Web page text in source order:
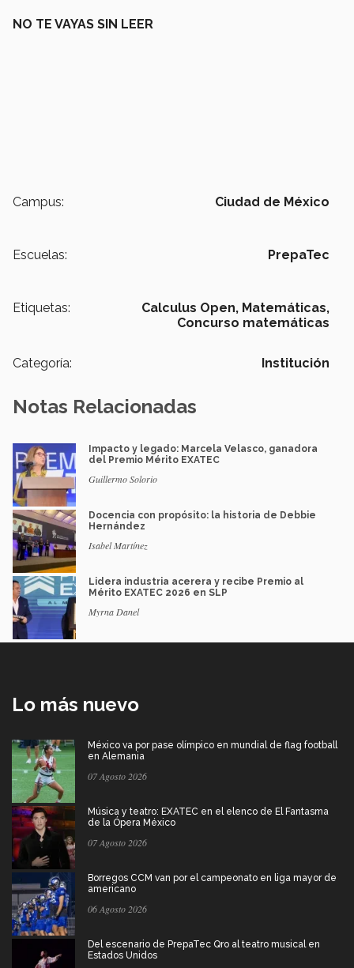
NO TE VAYAS SIN LEER
Campus: Ciudad de México
Escuelas: PrepaTec
Etiquetas: Calculus Open, Matemáticas,
Concurso matemáticas
Categoría: Institución
Notas Relacionadas
Impacto y legado: Marcela Velasco, ganadora
del Premio Mérito EXATEC
Guillermo Solorio
Docencia con propósito: la historia de Debbie
Hernández
Isabel Martínez
Lidera industria acerera y recibe Premio al
Mérito EXATEC 2026 en SLP
Myrna Danel
Lo más nuevo
México va por pase olímpico en mundial de flag football
en Alemania
07 Agosto 2026
Música y teatro: EXATEC en el elenco de El Fantasma
de la Ópera México
07 Agosto 2026
Borregos CCM van por el campeonato en liga mayor de
americano
06 Agosto 2026
Del escenario de PrepaTec Qro al teatro musical en
Estados Unidos